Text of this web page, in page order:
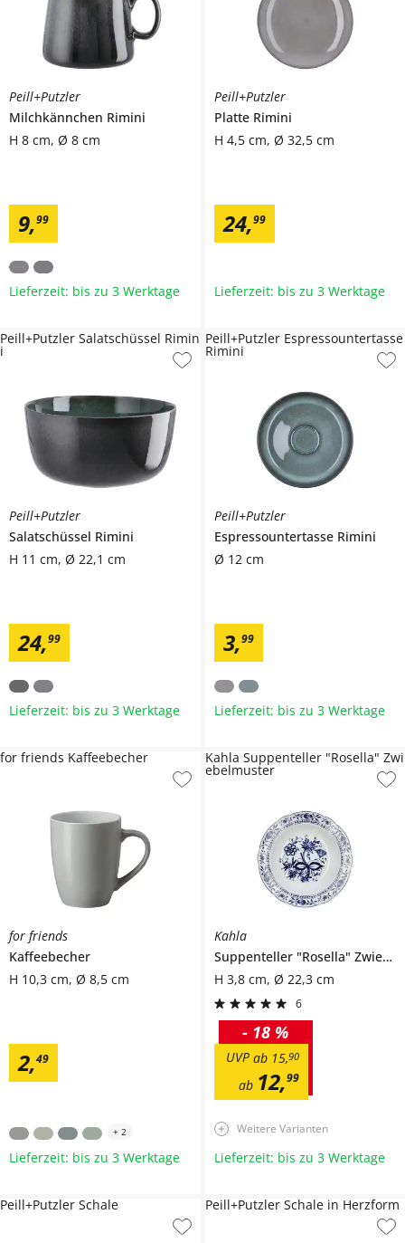
Peill+Putzler
Milchkännchen Rimini
H 8 cm, Ø 8 cm
9,99
Lieferzeit: bis zu 3 Werktage
Peill+Putzler
Platte Rimini
H 4,5 cm, Ø 32,5 cm
24,99
Lieferzeit: bis zu 3 Werktage
Peill+Putzler
Salatschüssel Rimini
H 11 cm, Ø 22,1 cm
24,99
Peill+Putzler Salatschüssel Rimin
i
Lieferzeit: bis zu 3 Werktage
Peill+Putzler
Espressountertasse Rimini
Ø 12 cm
3,99
Peill+Putzler Espressountertasse
Rimini
Lieferzeit: bis zu 3 Werktage
for friends
Kaffeebecher
H 10,3 cm, Ø 8,5 cm
2,49
for friends Kaffeebecher
+ 2
Lieferzeit: bis zu 3 Werktage
Kahla
Suppenteller "Rosella" Zwiebelmuster
H 3,8 cm, Ø 22,3 cm
6
ab 12,99
ab 15,90
UVP
- 18 %
Kahla Suppenteller "Rosella" Zwi
ebelmuster
Weitere Varianten
Lieferzeit: bis zu 3 Werktage
Peill+Putzler Schale Peill+Putzler Schale in Herzform